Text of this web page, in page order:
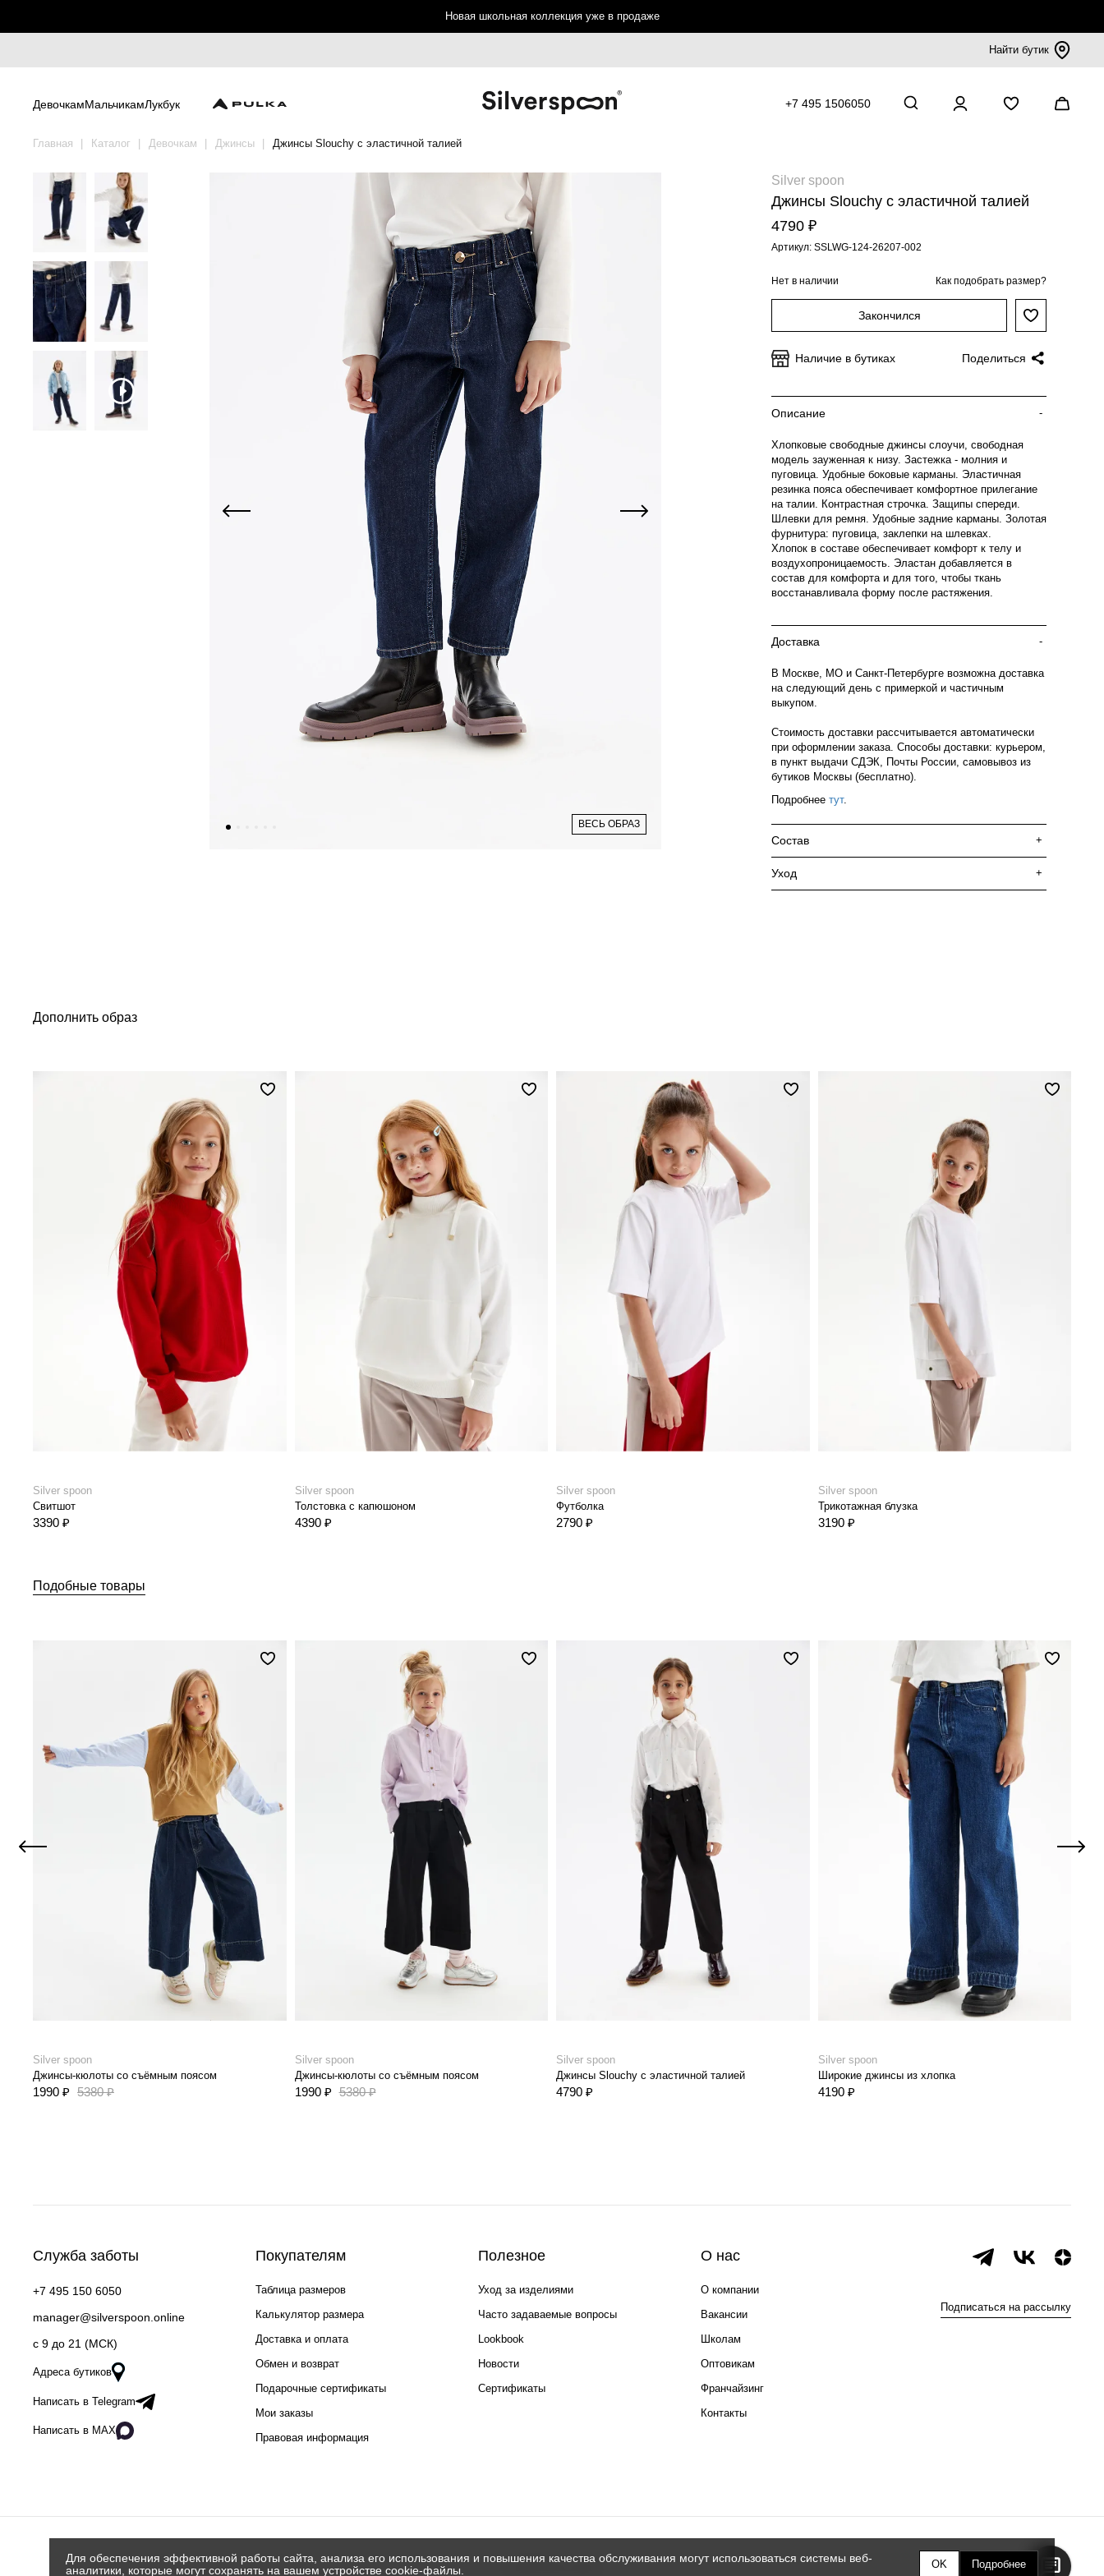
Новая школьная коллекция уже в продаже
Найти бутик
ДевочкамМальчикамЛукбук +7 495 1506050
Главная Каталог Девочкам Джинсы Джинсы Slouchy с эластичной талией
ВЕСЬ ОБРАЗ
Silver spoon
Джинсы Slouchy с эластичной талией
4790 ₽
Артикул: SSLWG-124-26207-002
Нет в наличии Как подобрать размер?
Закончился
Наличие в бутиках Поделиться
Описание -
Хлопковые свободные джинсы слоучи, свободная
модель зауженная к низу. Застежка - молния и
пуговица. Удобные боковые карманы. Эластичная
резинка пояса обеспечивает комфортное прилегание
на талии. Контрастная строчка. Защипы спереди.
Шлевки для ремня. Удобные задние карманы. Золотая
фурнитура: пуговица, заклепки на шлевках.
Хлопок в составе обеспечивает комфорт к телу и
воздухопроницаемость. Эластан добавляется в
состав для комфорта и для того, чтобы ткань
восстанавливала форму после растяжения.
Доставка -
В Москве, МО и Санкт-Петербурге возможна доставка
на следующий день с примеркой и частичным
выкупом.
Стоимость доставки рассчитывается автоматически
при оформлении заказа. Способы доставки: курьером,
в пункт выдачи СДЭК, Почты России, самовывоз из
бутиков Москвы (бесплатно).
Подробнее тут.
Состав +
Уход +
Дополнить образ
Silver spoon
Свитшот
3390 ₽
Silver spoon
Толстовка с капюшоном
4390 ₽
Silver spoon
Футболка
2790 ₽
Silver spoon
Трикотажная блузка
3190 ₽
Подобные товары
Silver spoon
Джинсы-кюлоты со съёмным поясом
1990 ₽ 5380 ₽
Silver spoon
Джинсы-кюлоты со съёмным поясом
1990 ₽ 5380 ₽
Silver spoon
Джинсы Slouchy с эластичной талией
4790 ₽
Silver spoon
Широкие джинсы из хлопка
4190 ₽
Служба заботы
+7 495 150 6050
manager@silverspoon.online
c 9 до 21 (МСК)
Адреса бутиков
Написать в Telegram
Написать в MAX
Покупателям
Таблица размеров
Калькулятор размера
Доставка и оплата
Обмен и возврат
Подарочные сертификаты
Мои заказы
Правовая информация
Полезное
Уход за изделиями
Часто задаваемые вопросы
Lookbook
Новости
Сертификаты
О нас
О компании
Вакансии
Школам
Оптовикам
Франчайзинг
Контакты
Подписаться на рассылку
Для обеспечения эффективной работы сайта, анализа его использования и повышения качества обслуживания могут использоваться системы веб-
аналитики, которые могут сохранять на вашем устройстве cookie-файлы.
OK Подробнее